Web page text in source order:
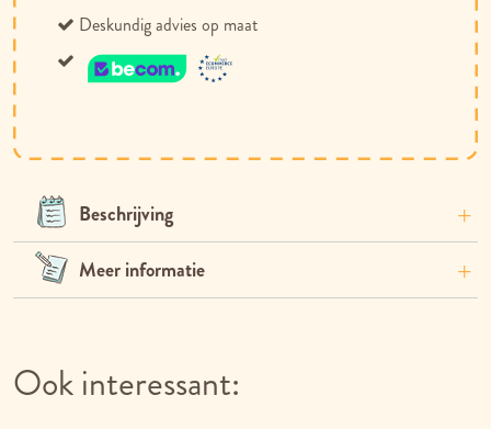
Deskundig advies op maat
Beschrijving
Meer informatie
Ook interessant: